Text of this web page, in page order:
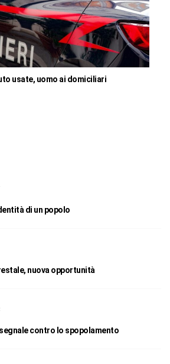
usate, uomo ai domiciliari
di un popolo
nuova opportunità
contro lo spopolamento